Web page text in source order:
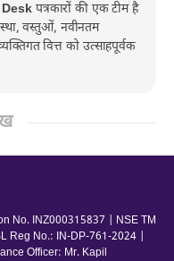
पत्रकारों की एक टीम है
वस्तुओं, नवीनतम
वित्त को उत्साहपूर्वक
No. INZ000315837 | NSE TM
Reg No.: IN-DP-761-2024 |
Officer: Mr. Kapil